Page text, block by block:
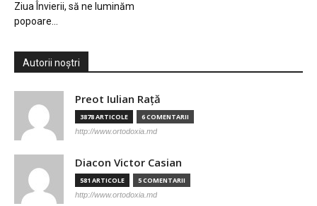
Ziua Învierii, să ne luminăm
popoare…
Autorii noștri
Preot Iulian Raţă
3878 ARTICOLE 6 COMENTARII
http://www.ortodoxia.md
Diacon Victor Casian
581 ARTICOLE 5 COMENTARII
http://www.ortodoxia.md